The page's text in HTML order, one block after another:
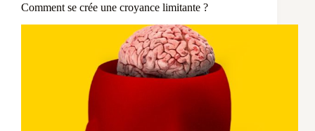
Comment se crée une croyance limitante ?